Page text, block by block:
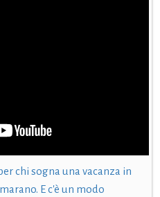
chi sogna una vacanza in
E c'è un modo